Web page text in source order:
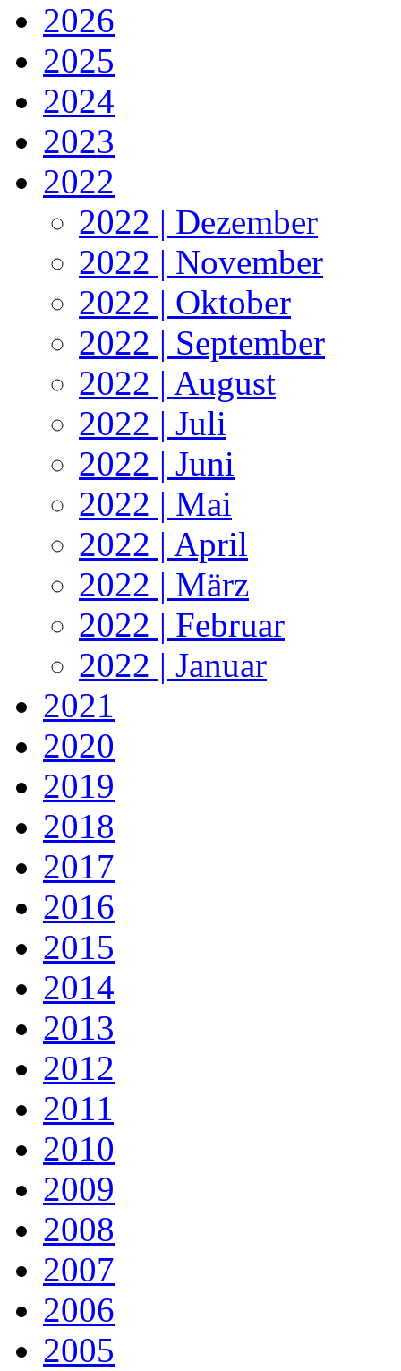
2026
2025
2024
2023
2022
2022 | Dezember
2022 | November
2022 | Oktober
2022 | September
2022 | August
2022 | Juli
2022 | Juni
2022 | Mai
2022 | April
2022 | März
2022 | Februar
2022 | Januar
2021
2020
2019
2018
2017
2016
2015
2014
2013
2012
2011
2010
2009
2008
2007
2006
2005